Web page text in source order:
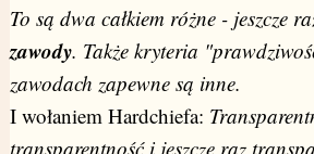
To są dwa całkiem różne - jeszcze
zawody. Także kryteria
zawodach zapewne są inne.
I wołaniem Hardchiefa:
transparentność i jeszcze raz